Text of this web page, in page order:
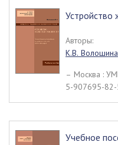
Устройство
Авторы:
К.В. Волошина
– Москва :
5-907695-82-
Учебное